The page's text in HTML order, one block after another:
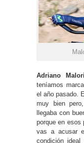
Adriano Malori
teníamos
el año pasado.
muy bien
llegaba con
porque en esos
vas a acusar
condición